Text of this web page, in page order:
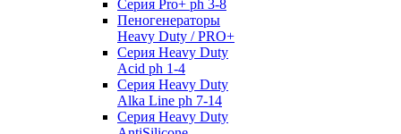
Серия Pro+ ph 3-8
Пеногенераторы
Heavy Duty / PRO+
Серия Heavy Duty
Acid ph 1-4
Серия Heavy Duty
Alka Line ph 7-14
Серия Heavy Duty